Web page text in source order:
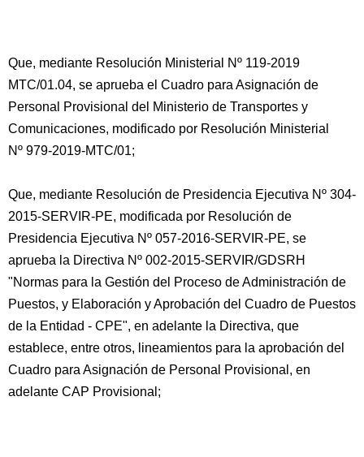
Que, mediante Resolución Ministerial Nº 119-2019
MTC/01.04, se aprueba el Cuadro para Asignación de
Personal Provisional del Ministerio de Transportes y
Comunicaciones, modificado por Resolución Ministerial
Nº 979-2019-MTC/01;
Que, mediante Resolución de Presidencia Ejecutiva Nº 304-
2015-SERVIR-PE, modificada por Resolución de
Presidencia Ejecutiva Nº 057-2016-SERVIR-PE, se
aprueba la Directiva Nº 002-2015-SERVIR/GDSRH
"Normas para la Gestión del Proceso de Administración de
Puestos, y Elaboración y Aprobación del Cuadro de Puestos
de la Entidad - CPE", en adelante la Directiva, que
establece, entre otros, lineamientos para la aprobación del
Cuadro para Asignación de Personal Provisional, en
adelante CAP Provisional;